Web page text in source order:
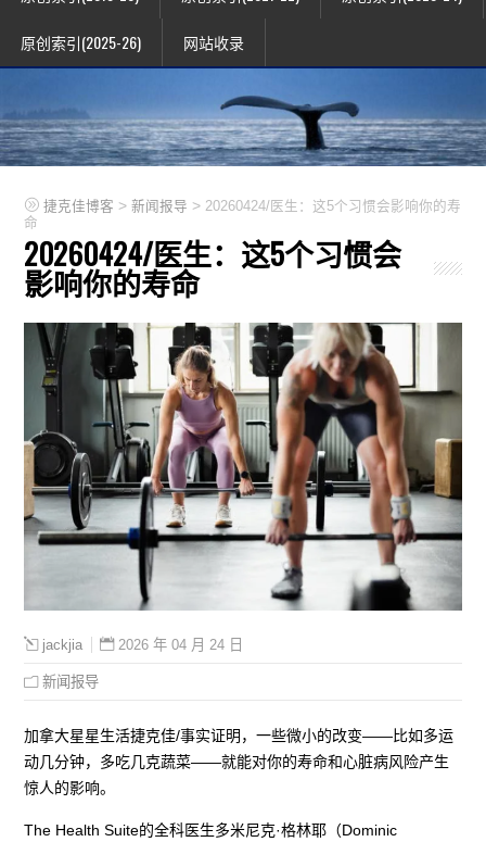
原创索引(2025-26) 网站收录
捷克佳博客 >新闻报导 > 20260424/医生：这5个习惯会影响你的寿
命
20260424/医生：这5个习惯会
影响你的寿命
jackjia 2026 年 04 月 24 日
新闻报导
加拿大星星生活捷克佳/事实证明，一些微小的改变——比如多运
动几分钟，多吃几克蔬菜——就能对你的寿命和心脏病风险产生
惊人的影响。
The Health Suite的全科医生多米尼克·格林耶（Dominic